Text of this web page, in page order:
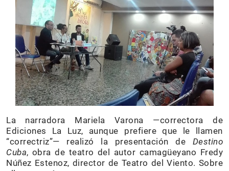
La narradora Mariela Varona —correctora de
Ediciones La Luz, aunque prefiere que le llamen
“correctriz”— realizó la presentación de Destino
Cuba, obra de teatro del autor camagüeyano Fredy
Núñez Estenoz, director de Teatro del Viento. Sobre